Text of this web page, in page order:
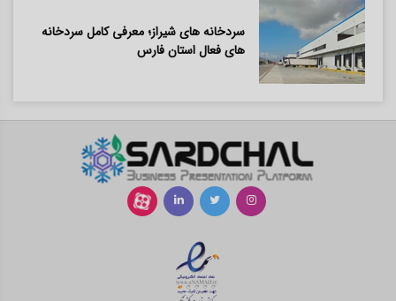
سردخانه های شیراز؛ معرفی کامل سردخانه
های فعال استان فارس